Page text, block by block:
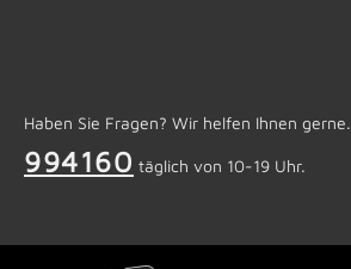
Haben Sie Fragen? Wir helfen Ihnen gerne.
994160 täglich von 10-19 Uhr.